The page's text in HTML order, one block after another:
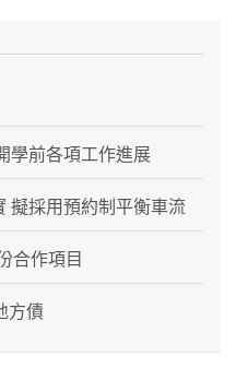
學前各項工作進展
擬採用預約制平衡車流
合作項目
方債